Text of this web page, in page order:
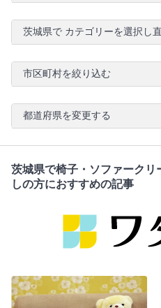
茨城県で カテゴリーを選択し
市区町村を絞り込む
都道府県を変更する
茨城県で椅子・ソファーク
しの方におすすめの記事